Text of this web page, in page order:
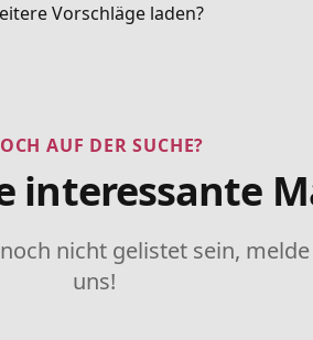
Vorschläge laden?
AUF DER SUCHE?
interessante
nicht gelistet sein,
uns!